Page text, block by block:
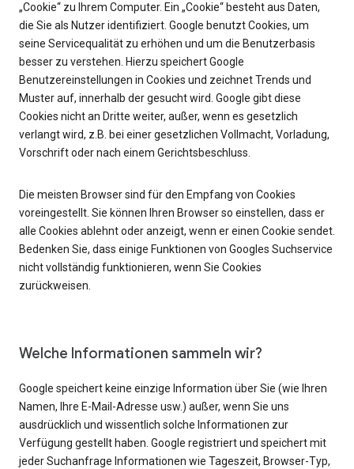
„Cookie“ zu Ihrem Computer. Ein „Cookie“ besteht aus Daten,
die Sie als Nutzer identifiziert. Google benutzt Cookies, um
seine Servicequalität zu erhöhen und um die Benutzerbasis
besser zu verstehen. Hierzu speichert Google
Benutzereinstellungen in Cookies und zeichnet Trends und
Muster auf, innerhalb der gesucht wird. Google gibt diese
Cookies nicht an Dritte weiter, außer, wenn es gesetzlich
verlangt wird, z.B. bei einer gesetzlichen Vollmacht, Vorladung,
Vorschrift oder nach einem Gerichtsbeschluss.
Die meisten Browser sind für den Empfang von Cookies
voreingestellt. Sie können Ihren Browser so einstellen, dass er
alle Cookies ablehnt oder anzeigt, wenn er einen Cookie sendet.
Bedenken Sie, dass einige Funktionen von Googles Suchservice
nicht vollständig funktionieren, wenn Sie Cookies
zurückweisen.
Welche Informationen sammeln wir?
Google speichert keine einzige Information über Sie (wie Ihren
Namen, Ihre E-Mail-Adresse usw.) außer, wenn Sie uns
ausdrücklich und wissentlich solche Informationen zur
Verfügung gestellt haben. Google registriert und speichert mit
jeder Suchanfrage Informationen wie Tageszeit, Browser-Typ,